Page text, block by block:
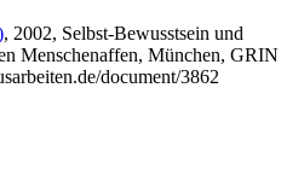
, 2002, Selbst-Bewusstsein und
Menschenaffen, München, GRIN
document/3862